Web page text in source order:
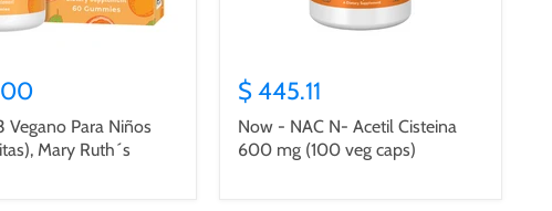
Vegano Para Niños
Mary Ruth´s
$ 445.11
Now - NAC N- Acetil Cisteina
600 mg (100 veg caps)